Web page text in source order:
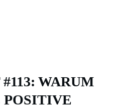
WARUM
POSITIVE